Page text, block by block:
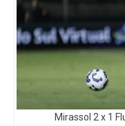
Mirassol 2 x 1